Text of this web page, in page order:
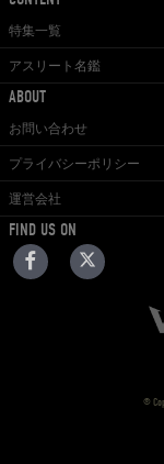
特集一覧
アスリート名鑑
ABOUT
お問い合わせ
プライバシーポリシー
運営会社
FIND US ON
©